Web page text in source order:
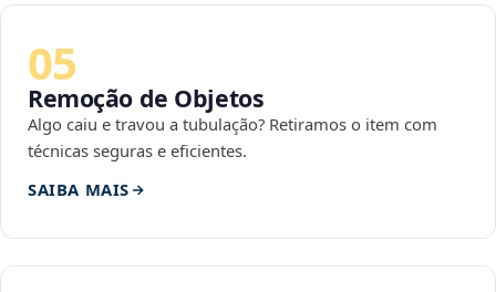
05
Remoção de Objetos
Algo caiu e travou a tubulação? Retiramos o item com
técnicas seguras e eficientes.
SAIBA MAIS